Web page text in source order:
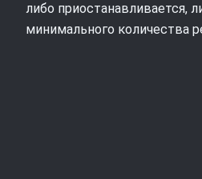
либо приостанавливается,
минимального количества